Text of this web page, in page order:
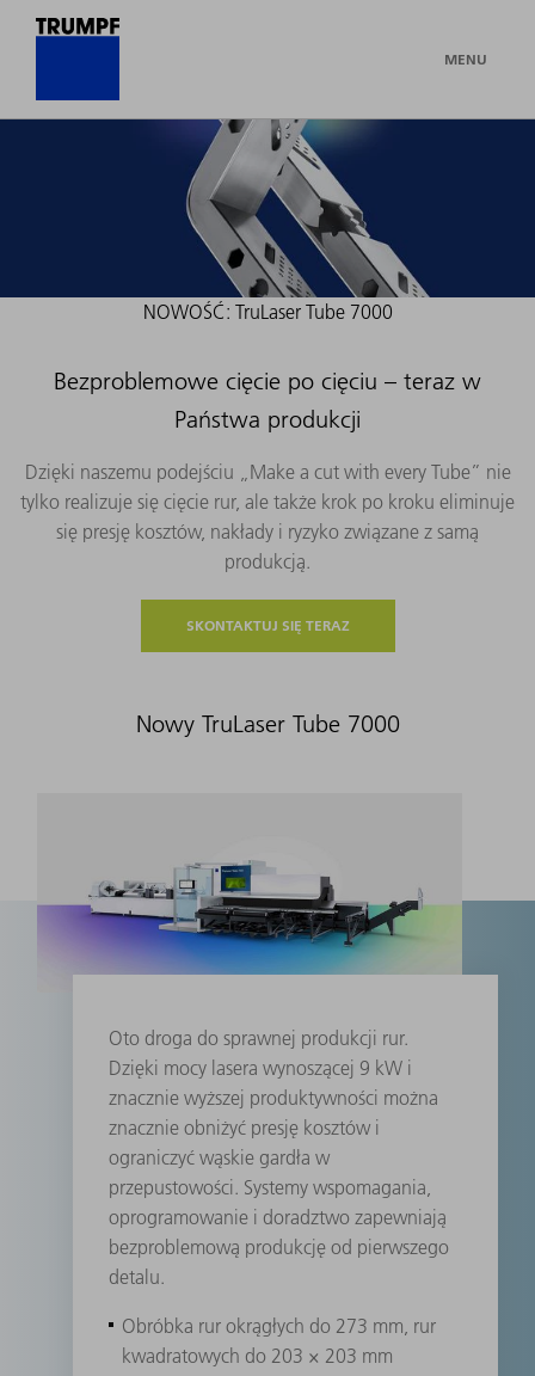
MENU
NOWOŚĆ: TruLaser Tube 7000
Bezproblemowe cięcie po cięciu – teraz w
Państwa produkcji
Dzięki naszemu podejściu „Make a cut with every Tube” nie
tylko realizuje się cięcie rur, ale także krok po kroku eliminuje
się presję kosztów, nakłady i ryzyko związane z samą
produkcją.
SKONTAKTUJ SIĘ TERAZ
Nowy TruLaser Tube 7000
Oto droga do sprawnej produkcji rur.
Dzięki mocy lasera wynoszącej 9 kW i
znacznie wyższej produktywności można
znacznie obniżyć presję kosztów i
ograniczyć wąskie gardła w
przepustowości. Systemy wspomagania,
oprogramowanie i doradztwo zapewniają
bezproblemową produkcję od pierwszego
detalu.
Obróbka rur okrągłych do 273 mm, rur
kwadratowych do 203 × 203 mm